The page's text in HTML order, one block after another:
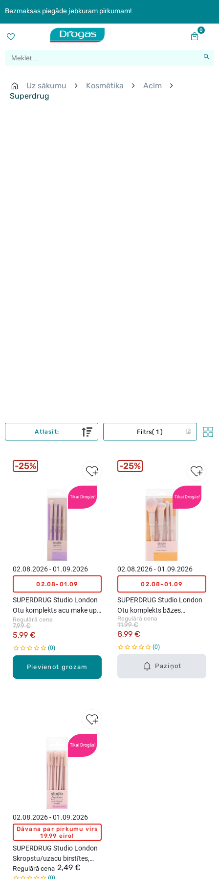
Bezmaksas piegāde jebkuram pirkumam!
0
Uz sākumu Kosmētika
Acīm
Superdrug
Filtrs 1
Atlasīt:
Tikai Drogās!
Pievienot grozam
02.08.2026 - 01.09.2026
02.08-01.09
SUPERDRUG Studio London
Otu komplekts acu make up
veidošanai, 4gab.
Regulārā cena
5,99 €
7,99 €
0
25%
Tikai Drogās!
Paziņot
02.08.2026 - 01.09.2026
02.08-01.09
SUPERDRUG Studio London
Otu komplekts bāzes
kosmētikas uzklāšanai,
4gab.
Regulārā cena
8,99 €
11,99 €
0
25%
Tikai Drogās!
02.08.2026 - 01.09.2026
Dāvana par pirkumu virs
19,99 eiro!
SUPERDRUG Studio London
Skropstu/uzacu birstītes,
12gab.
Regulārā cena 2,49 €